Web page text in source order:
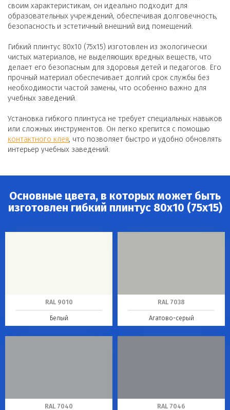
своим характеристикам, он идеально подходит для
образовательных учреждений, обеспечивая долговечность,
безопасность и эстетичный внешний вид помещений.
Гибкий плинтус 80x10 (75x15) изготовлен из экологически
чистых материалов, не выделяющих вредных веществ, что
делает его безопасным для здоровья детей и педагогов. Его
прочный материал обеспечивает долгий срок службы без
необходимости частой замены, что особенно важно для
учебных заведений.
Установка гибкого плинтуса не требует специальных навыков
или сложных инструментов. Он легко крепится с помощью
контактного клея, что позволяет быстро и удобно обновлять
интерьер учебных заведений.
Основные цвета, в которых может быть
изготовлен гибкий плинтус 80х10 (75x15)
RAL 9010
Белый
RAL 7038
Агатово-серый
RAL 7040 RAL 7046